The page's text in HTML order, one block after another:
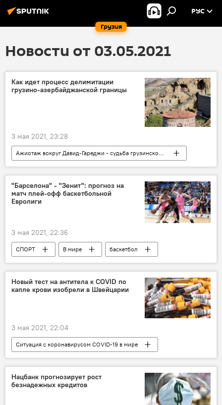
Грузия
РУС
Новости от 03.05.2021
Как идет процесс делимитации
грузино-азербайджанской границы
3 мая 2021, 23:28
Ажиотаж вокруг Давид-Гареджи - судьба грузинской святыни
Кавказ
ПОЛИТИКА
Грузия
НОВОСТИ
Азербайджан
Монастырь Давид Гареджи
"Барселона" - "Зенит": прогноз на
матч плей-офф баскетбольной
Евролиги
3 мая 2021, 22:36
СПОРТ В мире
баскетбол
Евролига
Новый тест на антитела к COVID по
капле крови изобрели в Швейцарии
3 мая 2021, 22:04
Ситуация с коронавирусом COVID-19 в мире
Наука
В мире
НОВОСТИ
Коронавирус COVID-19
Нацбанк прогнозирует рост
безнадежных кредитов